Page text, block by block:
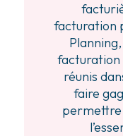
facturation
facturation
réunis
faire
permettre